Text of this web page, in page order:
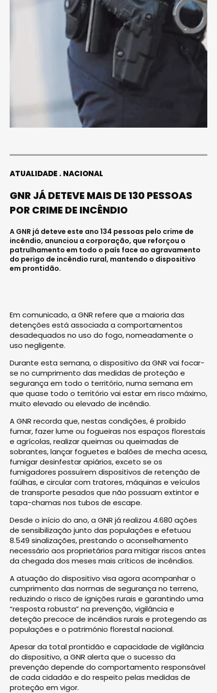
ATUALIDADE NACIONAL
GNR JÁ DETEVE MAIS DE 130 PESSOAS
POR CRIME DE INCÊNDIO
A GNR já deteve este ano 134 pessoas pelo crime de
incêndio, anunciou a corporação, que reforçou o
patrulhamento em todo o país face ao agravamento
do perigo de incêndio rural, mantendo o dispositivo
em prontidão.
Em comunicado, a GNR refere que a maioria das
detenções está associada a comportamentos
desadequados no uso do fogo, nomeadamente o
uso negligente.
Durante esta semana, o dispositivo da GNR vai focar-
se no cumprimento das medidas de proteção e
segurança em todo o território, numa semana em
que quase todo o território vai estar em risco máximo,
muito elevado ou elevado de incêndio.
A GNR recorda que, nestas condições, é proibido
fumar, fazer lume ou fogueiras nos espaços florestais
e agrícolas, realizar queimas ou queimadas de
sobrantes, lançar foguetes e balões de mecha acesa,
fumigar desinfestar apiários, exceto se os
fumigadores possuírem dispositivos de retenção de
faúlhas, e circular com tratores, máquinas e veículos
de transporte pesados que não possuam extintor e
tapa-chamas nos tubos de escape.
Desde o início do ano, a GNR já realizou 4.680 ações
de sensibilização junto das populações e efetuou
8.549 sinalizações, prestando o aconselhamento
necessário aos proprietários para mitigar riscos antes
da chegada dos meses mais críticos de incêndios.
A atuação do dispositivo visa agora acompanhar o
cumprimento das normas de segurança no terreno,
reduzindo o risco de ignições rurais e garantindo uma
“resposta robusta” na prevenção, vigilância e
deteção precoce de incêndios rurais e protegendo as
populações e o património florestal nacional.
Apesar da total prontidão e capacidade de vigilância
do dispositivo, a GNR alerta que o sucesso da
prevenção depende do comportamento responsável
de cada cidadão e do respeito pelas medidas de
proteção em vigor.